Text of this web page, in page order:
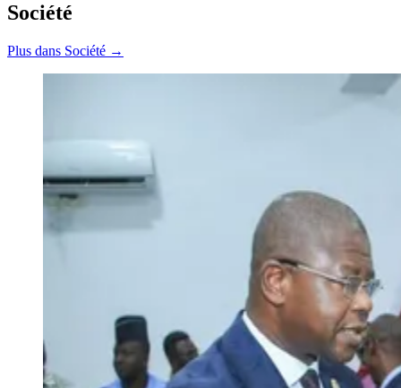
Société
Plus dans Société →